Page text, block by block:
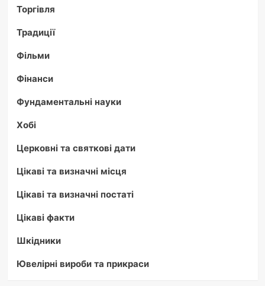
Торгівля
Традиції
Фільми
Фінанси
Фундаментальні науки
Хобі
Церковні та святкові дати
Цікаві та визначні місця
Цікаві та визначні постаті
Цікаві факти
Шкідники
Ювелірні вироби та прикраси